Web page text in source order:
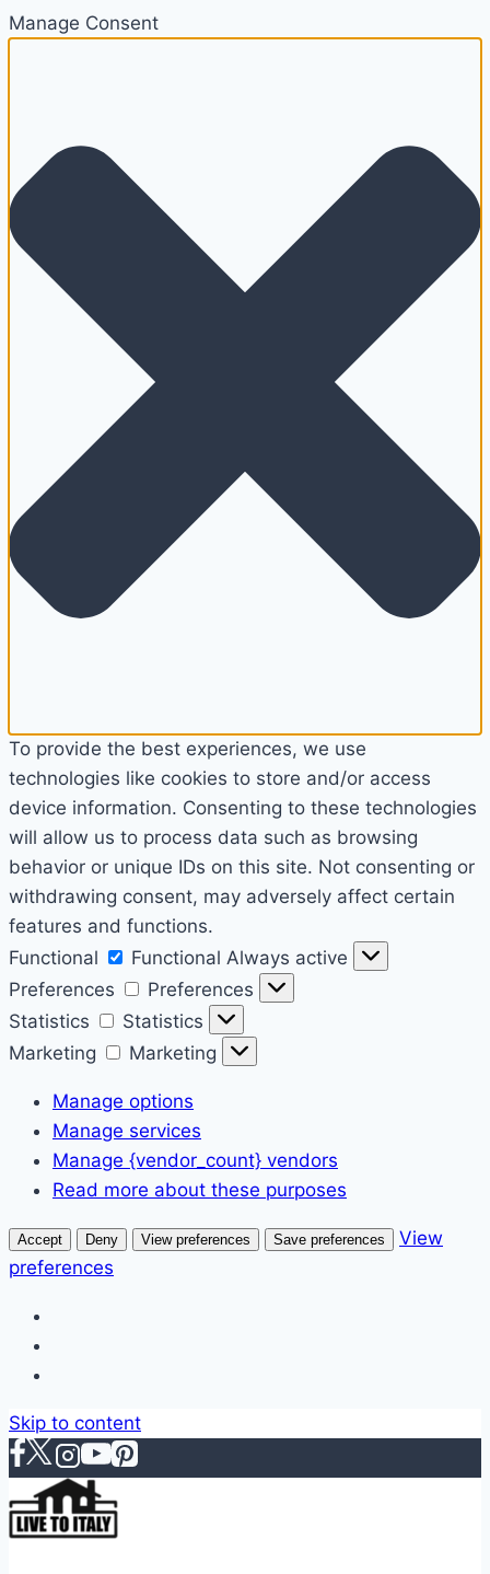
Manage Consent
To provide the best experiences, we use
technologies like cookies to store and/or access
device information. Consenting to these technologies
will allow us to process data such as browsing
behavior or unique IDs on this site. Not consenting or
withdrawing consent, may adversely affect certain
features and functions.
Functional
Functional Always active
Preferences
Preferences
Statistics
Statistics
Marketing
Marketing
Manage options
Manage services
Manage {vendor_count} vendors
Read more about these purposes
Accept Deny View preferences Save preferences
View
preferences
Skip to content